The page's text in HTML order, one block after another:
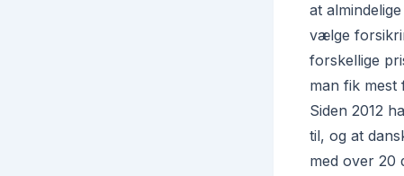
at
vælge
forskellige
man fik mest
Siden 2012
til, og at
med over 20